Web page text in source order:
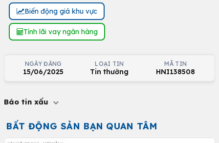
Biến động giá khu vực
Tính lãi vay ngân hàng
NGÀY ĐĂNG
15/06/2025
LOẠI TIN
Tin thường
MÃ TIN
HNI138508
Báo tin xấu
BẤT ĐỘNG SẢN BẠN QUAN TÂM